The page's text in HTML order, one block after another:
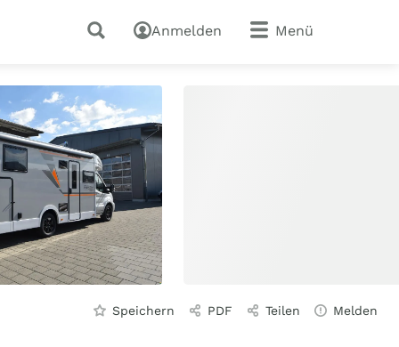
Anmelden Menü
Speichern PDF Teilen Melden